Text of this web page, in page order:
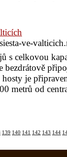
ve-
s celkovou
bezdrátově
je
metrů od
139 140 141 142 143 144